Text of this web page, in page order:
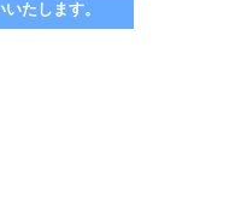
たします。